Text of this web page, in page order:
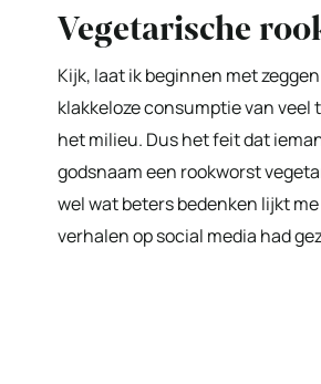
Vegetarische
Kijk, laat ik beginnen met
klakkeloze consumptie van veel
het milieu. Dus het feit dat
godsnaam een rookworst
wel wat beters bedenken lijkt
verhalen op social media had